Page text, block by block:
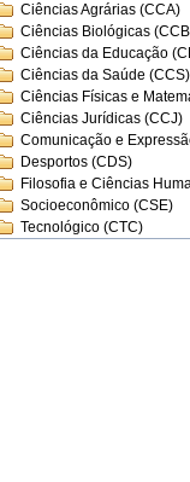
Ciências Agrárias (CCA)
Ciências Biológicas
Ciências da Educação
Ciências da Saúde (CCS)
Ciências Físicas e
Ciências Jurídicas (CCJ)
Comunicação e
Desportos (CDS)
Filosofia e Ciências
Socioeconômico (CSE)
Tecnológico (CTC)